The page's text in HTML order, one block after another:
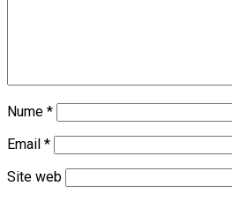
Nume *
Email *
Site web